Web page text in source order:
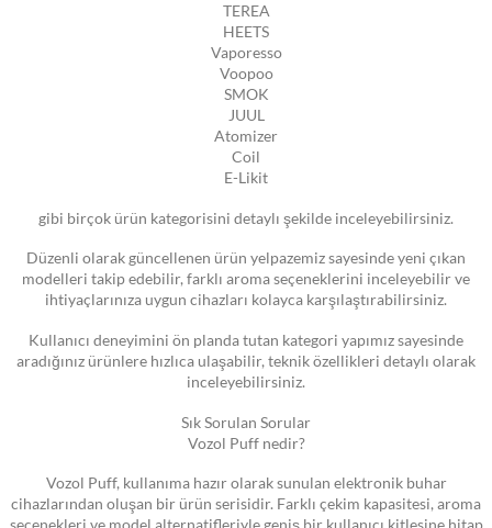
TEREA
HEETS
Vaporesso
Voopoo
SMOK
JUUL
Atomizer
Coil
E-Likit
gibi birçok ürün kategorisini detaylı şekilde inceleyebilirsiniz.
Düzenli olarak güncellenen ürün yelpazemiz sayesinde yeni çıkan
modelleri takip edebilir, farklı aroma seçeneklerini inceleyebilir ve
ihtiyaçlarınıza uygun cihazları kolayca karşılaştırabilirsiniz.
Kullanıcı deneyimini ön planda tutan kategori yapımız sayesinde
aradığınız ürünlere hızlıca ulaşabilir, teknik özellikleri detaylı olarak
inceleyebilirsiniz.
Sık Sorulan Sorular
Vozol Puff nedir?
Vozol Puff, kullanıma hazır olarak sunulan elektronik buhar
cihazlarından oluşan bir ürün serisidir. Farklı çekim kapasitesi, aroma
seçenekleri ve model alternatifleriyle geniş bir kullanıcı kitlesine hitap